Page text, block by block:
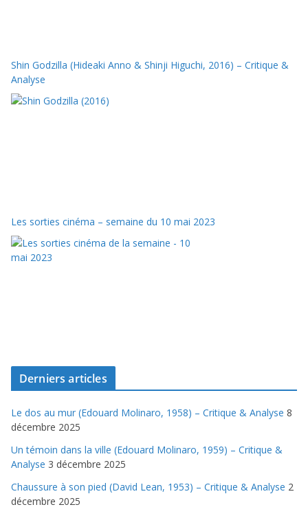
Shin Godzilla (Hideaki Anno & Shinji Higuchi, 2016) – Critique &
Analyse
Les sorties cinéma – semaine du 10 mai 2023
Derniers articles
Le dos au mur (Edouard Molinaro, 1958) – Critique & Analyse 8
décembre 2025
Un témoin dans la ville (Edouard Molinaro, 1959) – Critique &
Analyse 3 décembre 2025
Chaussure à son pied (David Lean, 1953) – Critique & Analyse 2
décembre 2025